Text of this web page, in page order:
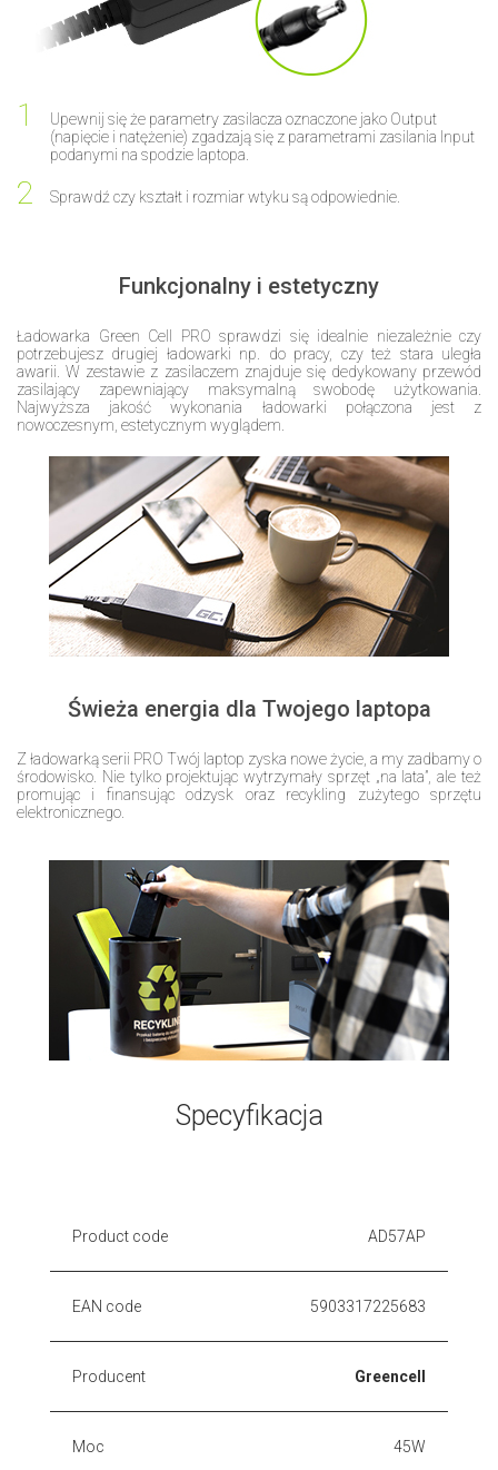
Upewnij się że parametry zasilacza oznaczone jako Output
(napięcie i natężenie) zgadzają się z parametrami zasilania Input
podanymi na spodzie laptopa.
Sprawdź czy kształt i rozmiar wtyku są odpowiednie.
Funkcjonalny i estetyczny
Ładowarka Green Cell PRO sprawdzi się idealnie niezależnie czy
potrzebujesz drugiej ładowarki np. do pracy, czy też stara uległa
awarii. W zestawie z zasilaczem znajduje się dedykowany przewód
zasilający zapewniający maksymalną swobodę użytkowania.
Najwyższa jakość wykonania ładowarki połączona jest z
nowoczesnym, estetycznym wyglądem.
Świeża energia dla Twojego laptopa
Z ładowarką serii PRO Twój laptop zyska nowe życie, a my zadbamy o
środowisko. Nie tylko projektując wytrzymały sprzęt „na lata”, ale też
promując i finansując odzysk oraz recykling zużytego sprzętu
elektronicznego.
Specyfikacja
Product code AD57AP
EAN code 5903317225683
Producent Greencell
Moc 45W